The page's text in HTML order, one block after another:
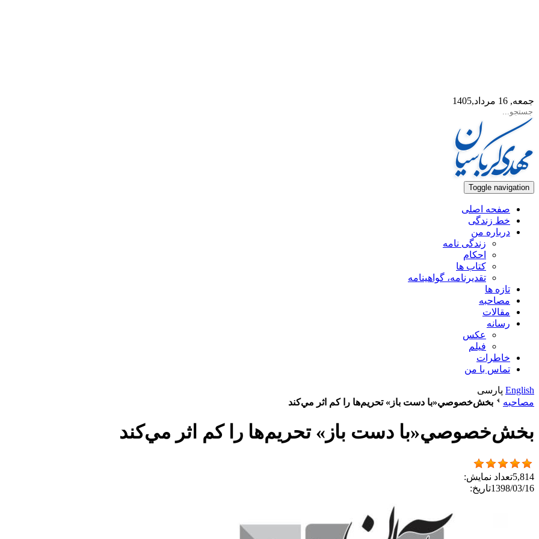
جمعه, 16 مرداد,1405
Toggle navigation
صفحه اصلی
خط زندگی
درباره من
زندگی نامه
احکام
کتاب ها
تقدیرنامه، گواهینامه
تازه ها
مصاحبه
مقالات
رسانه
عکس
فیلم
خاطرات
تماس با من
English پارسی
مصاحبه
بخش‌خصوصي«با دست باز» تحريم‌ها را كم اثر مي‌كند
بخش‌خصوصي«با دست باز» تحريم‌ها را كم اثر مي‌كند
5,814تعداد نمایش:
1398/03/16تاریخ: